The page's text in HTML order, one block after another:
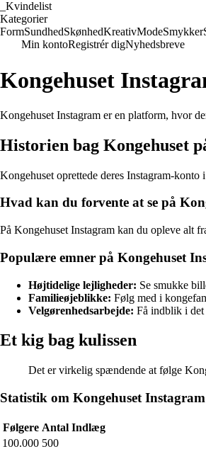
Kvindelist
Kategorier
FormSundhedSkønhedKreativModeSmykker
Min kontoRegistrér digNyhedsbreve
Kongehuset
Kongehuset Instagram er en platform, hvor
Historien bag Kongehuset
Kongehuset oprettede deres Instagram-
Hvad kan du forvente at se på
På Kongehuset Instagram kan du opleve alt
Populære emner på Kongehuset
Højtidelige lejligheder: Se smukke
Familieøjeblikke: Følg med i
Velgørenhedsarbejde: Få indblik i det
Et kig bag kulissen
Det er virkelig spændende at følge
Statistik om Kongehuset Instagram
Følgere Antal Indlæg
100.000 500